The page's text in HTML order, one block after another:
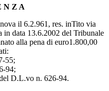
N Z A
il 6.2.961, res. inTito via
in data 13.6.2002 del Tribunale
alla pena di euro1.800,00
55;
94;
D.L.vo n. 626-94.